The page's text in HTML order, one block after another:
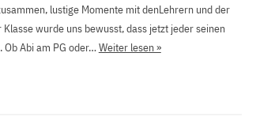
lustige Momente mit denLehrern und der
wurde uns bewusst, dass jetzt jeder seinen
Ob Abi am PG oder…Weiter lesen »